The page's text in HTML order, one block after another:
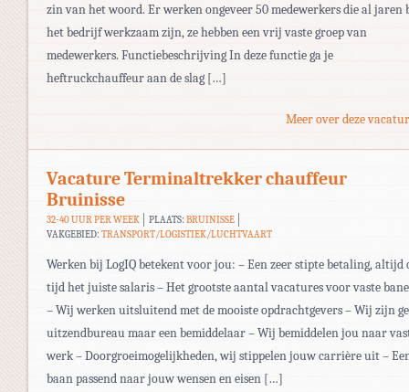
zin van het woord. Er werken ongeveer 50 medewerkers die al jaren
het bedrijf werkzaam zijn, ze hebben een vrij vaste groep van
medewerkers. Functiebeschrijving In deze functie ga je
heftruckchauffeur aan de slag […]
Meer over deze
Vacature Terminaltrekker chauffeur
Bruinisse
32-40 UUR PER WEEK PLAATS: BRUINISSE
VAKGEBIED: TRANSPORT/LOGISTIEK/LUCHTVAART
Werken bij LogIQ betekent voor jou: – Een zeer stipte betaling, altijd
tijd het juiste salaris – Het grootste aantal vacatures voor vaste
– Wij werken uitsluitend met de mooiste opdrachtgevers – Wij zijn
uitzendbureau maar een bemiddelaar – Wij bemiddelen jou naar
werk – Doorgroeimogelijkheden, wij stippelen jouw carrière uit –
baan passend naar jouw wensen en eisen […]